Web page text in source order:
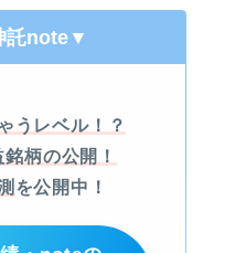
託note▼
うレベル！？
銘柄の公開！
を公開中！